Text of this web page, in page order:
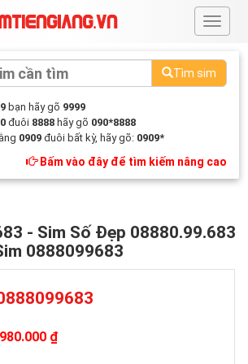
#
Tìm sim
bạn hãy gõ 9999
đuôi 8888 hãy gõ 090*8888
0909 đuôi bất kỳ, hãy gõ: 0909*
Bấm vào đây để tìm kiếm nâng cao
- Sim Số Đẹp 08880.99.683
0888099683
980.000 ₫